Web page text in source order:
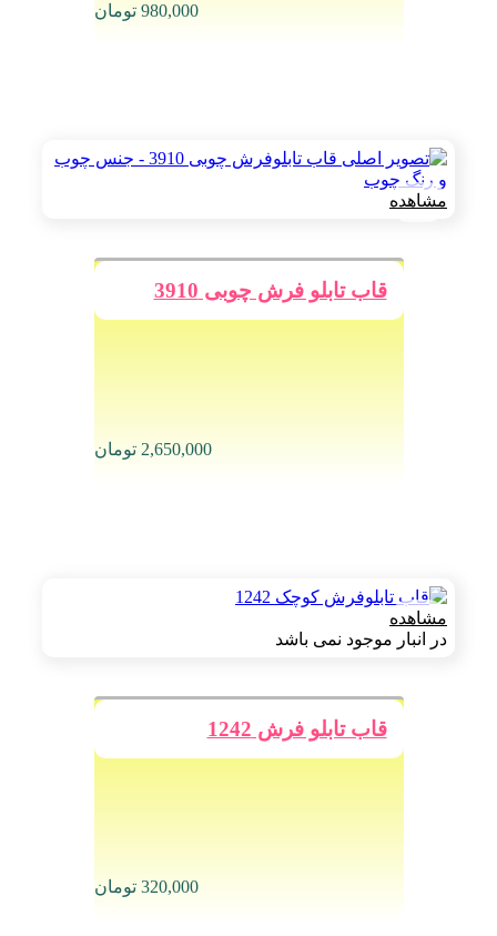
980,000 تومان
مشاهده
قاب تابلو فرش چوبی 3910
2,650,000 تومان
مشاهده
در انبار موجود نمی باشد
قاب تابلو فرش 1242
320,000 تومان